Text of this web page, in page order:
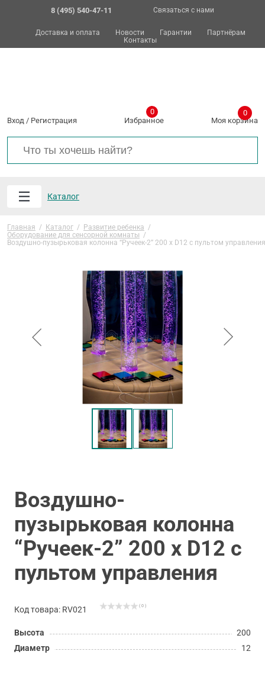
8 (495) 540-47-11 Связаться с нами
Доставка и оплата Новости Гарантии
Партнёрам
Контакты
Вход / Регистрация Избранное
0
Моя корзина
0
Каталог
Главная / Каталог / Развитие ребенка /
Оборудование для сенсорной комнаты /
Воздушно-пузырьковая колонна “Ручеек-2” 200 х D12 с пультом управления
Воздушно-
пузырьковая колонна
“Ручеек-2” 200 х D12 с
пультом управления
Код товара: RV021 ( 0 )
Высота
200
Диаметр
12